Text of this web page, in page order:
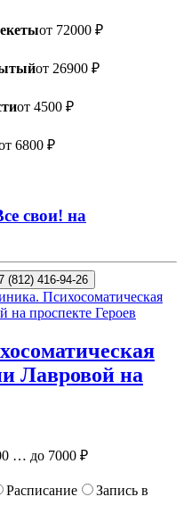
от 72000 ₽
от 26900 ₽
от 4500 ₽
6800 ₽
свои! на
(812) 416-94-26
Лавровой на
… до 7000 ₽
Расписание
Запись в